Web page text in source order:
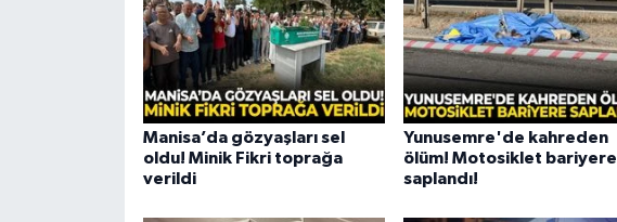
Manisa’da gözyaşları sel
oldu! Minik Fikri toprağa
verildi
Yunusemre'de kahreden
ölüm! Motosiklet bariyere
saplandı!